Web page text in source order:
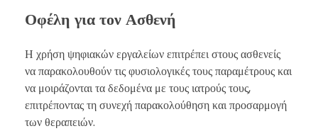
Οφέλη για τον Ασθενή
Η χρήση ψηφιακών εργαλείων επιτρέπει στους ασθενείς
να παρακολουθούν τις φυσιολογικές τους παραμέτρους και
να μοιράζονται τα δεδομένα με τους ιατρούς τους,
επιτρέποντας τη συνεχή παρακολούθηση και προσαρμογή
των θεραπειών.